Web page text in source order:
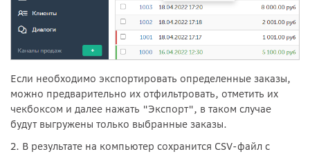
Если необходимо экспортировать определенные заказы,
можно предварительно их отфильтровать, отметить их
чекбоксом и далее нажать "Экспорт", в таком случае
будут выгружены только выбранные заказы.
2. В результате на компьютер сохранится CSV-файл с